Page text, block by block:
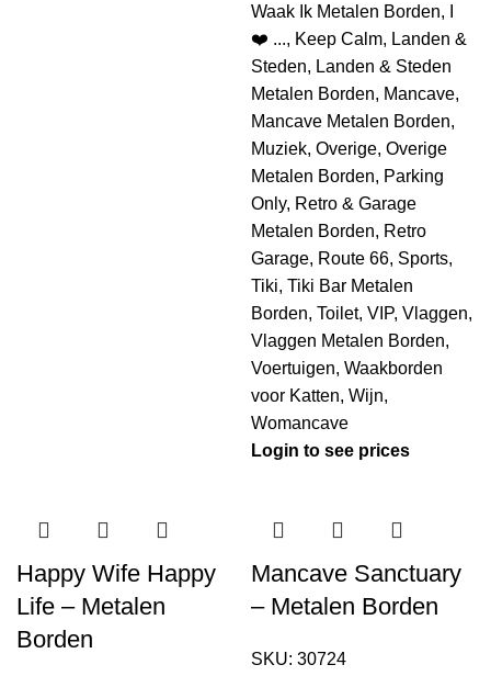
Waak Ik Metalen Borden,
❤️ ..., Keep Calm, Landen &
Steden, Landen & Steden
Metalen Borden, Mancave,
Mancave Metalen Borden,
Muziek, Overige, Overige
Metalen Borden, Parking
Only, Retro & Garage
Metalen Borden, Retro
Garage, Route 66, Sports,
Tiki, Tiki Bar Metalen
Borden, Toilet, VIP, Vlaggen,
Vlaggen Metalen Borden,
Voertuigen, Waakborden
voor Katten, Wijn,
Womancave
Login to see prices
Happy Wife Happy
Life – Metalen
Borden
Mancave Sanctuary
– Metalen Borden
SKU: 30724